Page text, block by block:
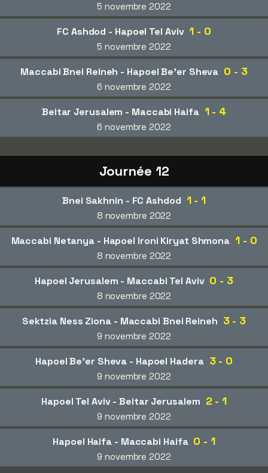
5 novembre 2022
FC Ashdod - Hapoel Tel Aviv 1 - 0
5 novembre 2022
Maccabi Bnei Reineh - Hapoel Be'er Sheva 0 - 3
6 novembre 2022
Beitar Jerusalem - Maccabi Haifa 1 - 4
6 novembre 2022
Journée 12
Bnei Sakhnin - FC Ashdod 1 - 1
8 novembre 2022
Maccabi Netanya - Hapoel Ironi Kiryat Shmona 1 - 0
8 novembre 2022
Hapoel Jerusalem - Maccabi Tel Aviv 0 - 3
8 novembre 2022
Sektzia Ness Ziona - Maccabi Bnei Reineh 3 - 3
9 novembre 2022
Hapoel Be'er Sheva - Hapoel Hadera 3 - 0
9 novembre 2022
Hapoel Tel Aviv - Beitar Jerusalem 2 - 1
9 novembre 2022
Hapoel Haifa - Maccabi Haifa 0 - 1
9 novembre 2022